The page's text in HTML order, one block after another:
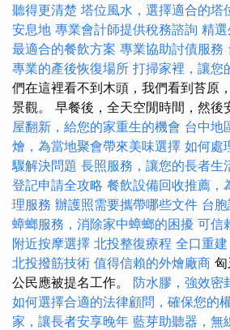
聽得更清楚 塔位風水，選擇適合的塔
安息地 專業會計師提供稅務諮詢 精
最適合的餐飲方案 專業協助討債服務
專業的產後恢復場所 打掃家裡，讓您
們在這裡看不到木頭，我們看到苔原
景觀。 早餐後，全天空閒時間，然後
屋翻新，給您的家重生的機會 台中地
燴，為當地聚會帶來美味選擇 如何處
驟解決問題 長照服務，讓您的長者生
登記申請全攻略 餐飲設備回收推薦，
理服務 辦護照需要攜帶哪些文件 台
蟑螂服務，消除家中蟑螂的困擾 可信
附近按摩選擇 北投整復療程 全口重
北投撥筋技術 值得信賴的外燴廠商
公民應被提名工作。 防水膠，強效密
如何選擇合適的法律顧問，確保您的
家，讓長者安享晚年 藍芽助聽器，無